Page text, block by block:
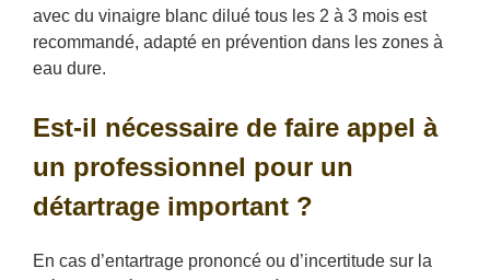
avec du vinaigre blanc dilué tous les 2 à 3 mois est
recommandé, adapté en prévention dans les zones à
eau dure.
Est-il nécessaire de faire appel à
un professionnel pour un
détartrage important ?
En cas d’entartrage prononcé ou d’incertitude sur la